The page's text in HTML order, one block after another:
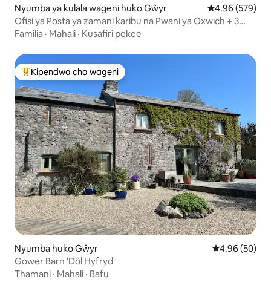
Nyumba ya kulala wageni huko Gŵyr Ukadiriaji wa
4.96 (579)
Ofisi ya Posta ya zamani karibu na Pwani ya Oxwich + 3
Cliffs Bay.
Familia · Mahali · Kusafiri pekee
Kipendwa maarufu cha wageni
Kipendwa cha wageni
Nyumba huko Gŵyr Ukadiriaji wa
4.96 (50)
Gower Barn 'Dôl Hyfryd'
Thamani · Mahali · Bafu